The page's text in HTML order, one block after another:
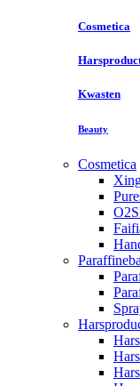
Cosmetica
Kwasten
Beauty
Cosmetica